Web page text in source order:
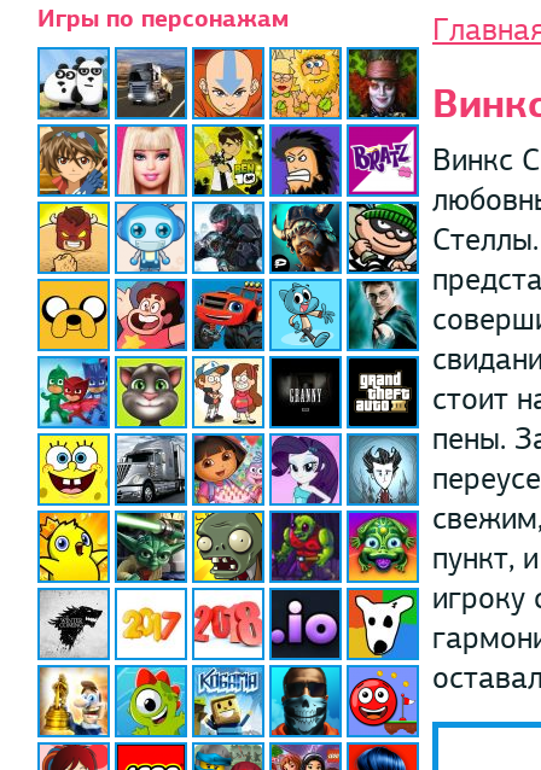
Игры по персонажам
Винкс
стоит
пены.
пункт,
игроку